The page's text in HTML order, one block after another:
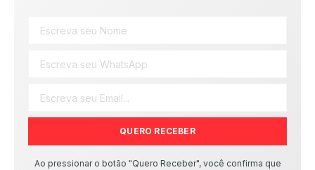
QUERO RECEBER
Ao pressionar o botão "Quero Receber", você confirma que